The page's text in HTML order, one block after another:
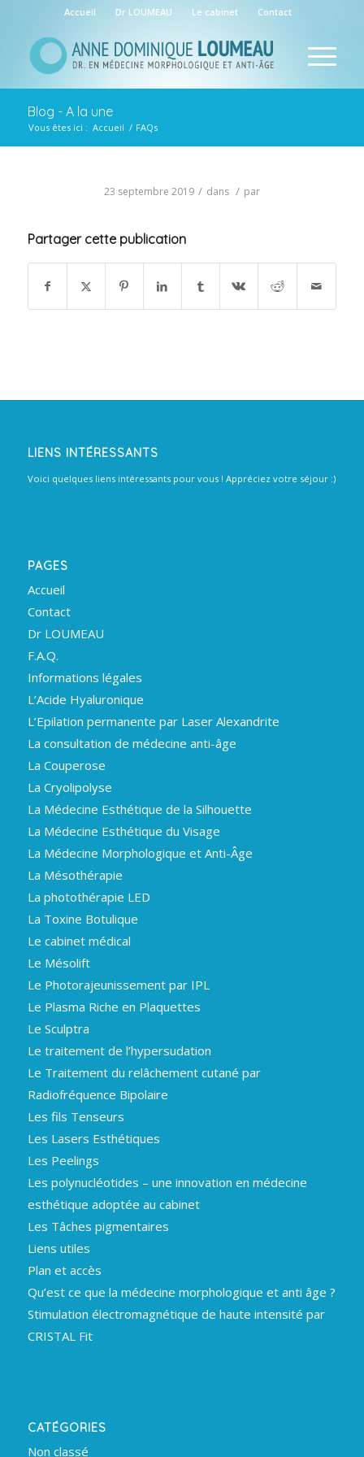
Accueil Dr LOUMEAU Le cabinet Contact
Blog - A la une
Vous êtes ici : Accueil / FAQs
23 septembre 2019 / dans / par
Partager cette publication
LIENS INTÉRESSANTS
Voici quelques liens intéressants pour vous ! Appréciez votre séjour :)
PAGES
Accueil
Contact
Dr LOUMEAU
F.A.Q.
Informations légales
L’Acide Hyaluronique
L’Epilation permanente par Laser Alexandrite
La consultation de médecine anti-âge
La Couperose
La Cryolipolyse
La Médecine Esthétique de la Silhouette
La Médecine Esthétique du Visage
La Médecine Morphologique et Anti-Âge
La Mésothérapie
La photothérapie LED
La Toxine Botulique
Le cabinet médical
Le Mésolift
Le Photorajeunissement par IPL
Le Plasma Riche en Plaquettes
Le Sculptra
Le traitement de l’hypersudation
Le Traitement du relâchement cutané par
Radiofréquence Bipolaire
Les fils Tenseurs
Les Lasers Esthétiques
Les Peelings
Les polynucléotides – une innovation en médecine
esthétique adoptée au cabinet
Les Tâches pigmentaires
Liens utiles
Plan et accès
Qu’est ce que la médecine morphologique et anti âge ?
Stimulation électromagnétique de haute intensité par
CRISTAL Fit
CATÉGORIES
Non classé